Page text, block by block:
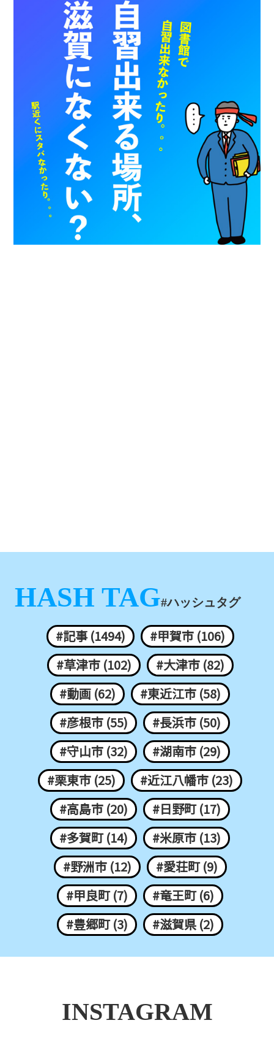
HASH TAG#ハッシュタグ
#記事 (1494)
#甲賀市 (106)
#草津市 (102)
#大津市 (82)
#動画 (62)
#東近江市 (58)
#彦根市 (55)
#長浜市 (50)
#守山市 (32)
#湖南市 (29)
#栗東市 (25)
#近江八幡市 (23)
#高島市 (20)
#日野町 (17)
#多賀町 (14)
#米原市 (13)
#野洲市 (12)
#愛荘町 (9)
#甲良町 (7)
#竜王町 (6)
#豊郷町 (3)
#滋賀県 (2)
INSTAGRAM